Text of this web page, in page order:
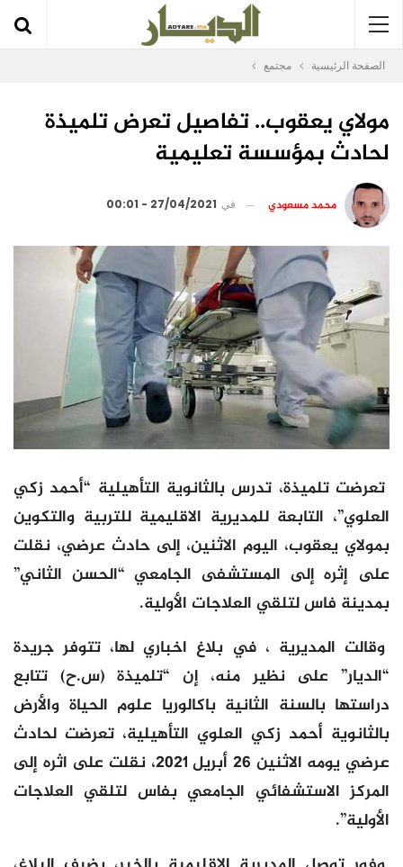
الصفحة الرئيسية مجتمع
مولاي يعقوب.. تفاصيل تعرض تلميذة
لحادث بمؤسسة تعليمية
محمد مسعودي في 27/04/2021 - 00:01
تعرضت تلميذة، تدرس بالثانوية التأهيلية “أحمد زكي
العلوي”، التابعة للمديرية الاقليمية للتربية والتكوين
بمولاي يعقوب، اليوم الاثنين، إلى حادث عرضي، نقلت
على إثره إلى المستشفى الجامعي “الحسن الثاني”
بمدينة فاس لتلقي العلاجات الأولية.
وقالت المديرية ، في بلاغ اخباري لها، تتوفر جريدة
“الديار” على نظير منه، إن “تلميذة (س.ح) تتابع
دراستها بالسنة الثانية باكالوريا علوم الحياة والأرض
بالثانوية أحمد زكي العلوي التأهيلية، تعرضت لحادث
عرضي يومه الاثنين 26 أبريل 2021، نقلت على اثره إلى
المركز الاستشفائي الجامعي بفاس لتلقي العلاجات
الأولية”.